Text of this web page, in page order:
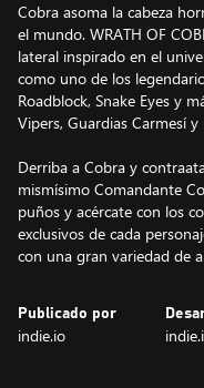
Cobra asoma la cabeza
el mundo. WRATH OF
lateral inspirado en el
como uno de los
Roadblock, Snake Eyes y
Vipers, Guardias Carmesí
Derriba a Cobra y
mismísimo Comandante
puños y acércate con los
exclusivos de cada
con una gran variedad de
Publicado por
indie.io